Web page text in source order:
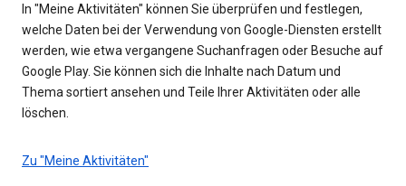
In "Meine Aktivitäten" können Sie überprüfen und festlegen,
welche Daten bei der Verwendung von Google-Diensten erstellt
werden, wie etwa vergangene Suchanfragen oder Besuche auf
Google Play. Sie können sich die Inhalte nach Datum und
Thema sortiert ansehen und Teile Ihrer Aktivitäten oder alle
löschen.
Zu "Meine Aktivitäten"